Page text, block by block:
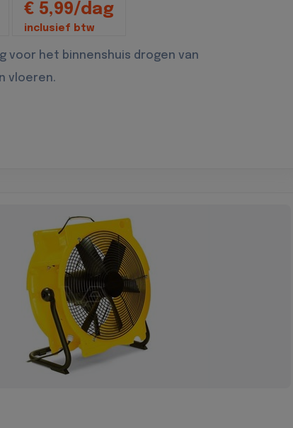
€ 5,99/dag
inclusief btw
voor het binnenshuis drogen van
vloeren.